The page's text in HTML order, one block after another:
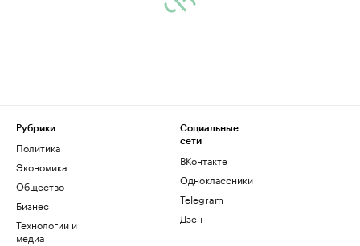
Рубрики
Политика
Экономика
Общество
Бизнес
Технологии и
медиа
Социальные
сети
ВКонтакте
Одноклассники
Telegram
Дзен